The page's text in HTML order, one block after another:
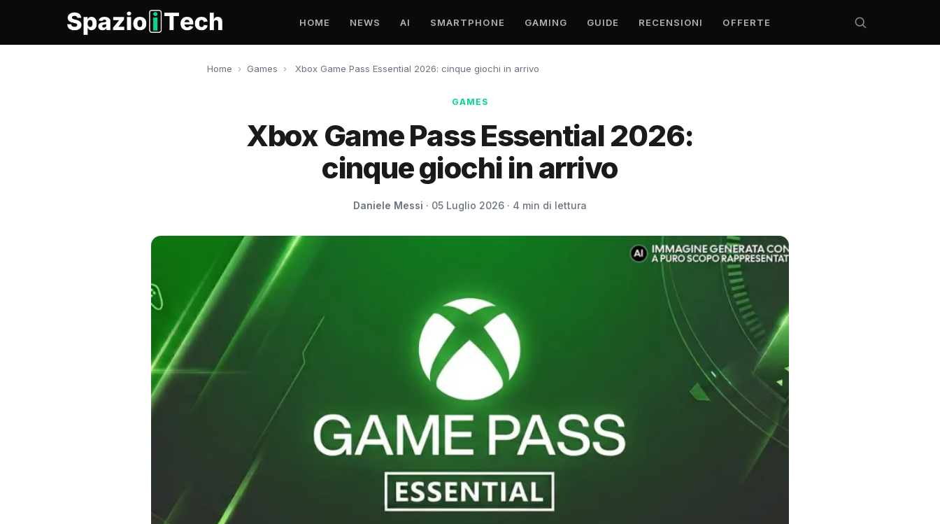
HOME NEWS AI SMARTPHONE GAMING GUIDE RECENSIONI OFFERTE
Home › Games › Xbox Game Pass Essential 2026: cinque giochi in arrivo
GAMES
Xbox Game Pass Essential 2026:
cinque giochi in arrivo
Daniele Messi · 05 Luglio 2026 · 4 min di lettura